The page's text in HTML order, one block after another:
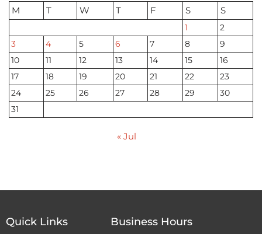
M
T W T F S S
1
2
3
4 5 6 7 8
9
10
11 12 13 14 15
16
17
18 19 20 21 22
23
24
25 26 27 28 29
30
31
« Jul
Quick Links Business Hours